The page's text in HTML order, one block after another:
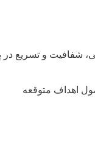
شفافیت و تسریع در
اهداف متوقعه